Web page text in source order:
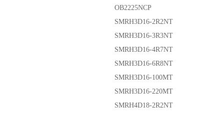
OB2225NCP
SMRH3D16-2R2NT
SMRH3D16-3R3NT
SMRH3D16-4R7NT
SMRH3D16-6R8NT
SMRH3D16-100MT
SMRH3D16-220MT
SMRH4D18-2R2NT